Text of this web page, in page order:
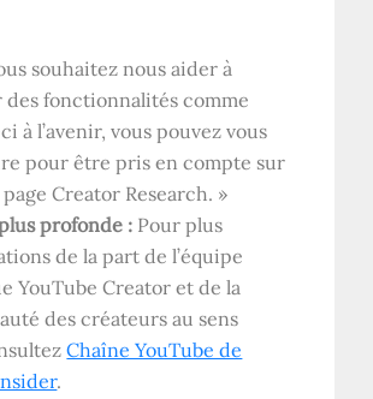
souhaitez nous aider à
des fonctionnalités comme
à l’avenir, vous pouvez vous
pour être pris en compte sur
Creator Research. »
profonde : Pour plus
de la part de l’équipe
YouTube Creator et de la
des créateurs au sens
Chaîne YouTube de
.